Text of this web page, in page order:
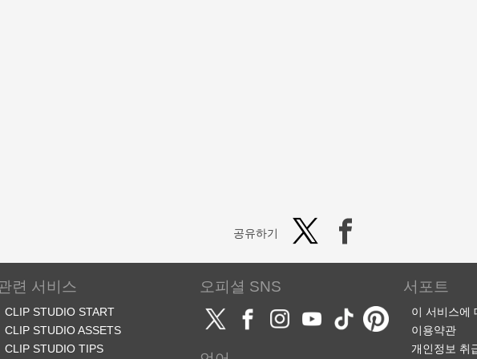
공유하기
련 서비스
CLIP STUDIO START
CLIP STUDIO ASSETS
CLIP STUDIO TIPS
오피셜 SNS 서포트
이 서비스에
이용약관
개인정보 취